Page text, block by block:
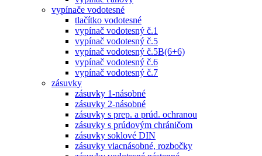
vypínače vodotesné
tlačítko vodotesné
vypínač vodotesný č.1
vypínač vodotesný č.5
vypínač vodotesný č.5B(6+6)
vypínač vodotesný č.6
vypínač vodotesný č.7
zásuvky
zásuvky 1-násobné
zásuvky 2-násobné
zásuvky s prep. a prúd. ochranou
zásuvky s prúdovým chráničom
zásuvky soklové DIN
zásuvky viacnásobné, rozbočky